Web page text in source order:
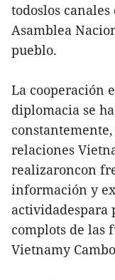
todoslos
Asamblea
pueblo.
La cooperación
diplomacia se
relaciones
realizaroncon
información y
complots de las
Vietnamy